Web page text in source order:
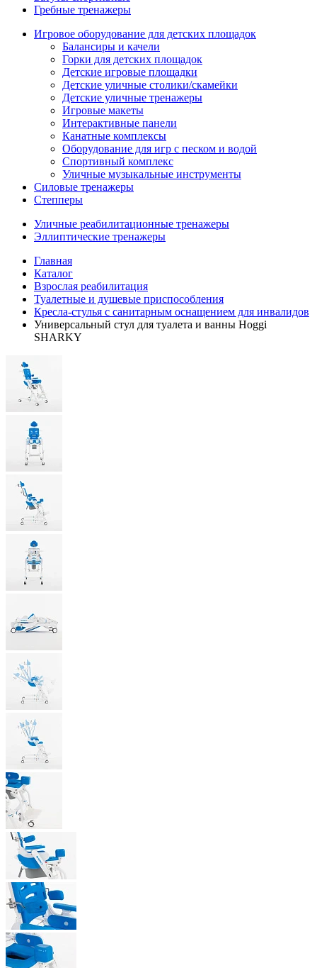
Гребные тренажеры
Игровое оборудование для детских площадок
Балансиры и качели
Горки для детских площадок
Детские игровые площадки
Детские уличные столики/скамейки
Детские уличные тренажеры
Игровые макеты
Интерактивные панели
Канатные комплексы
Оборудование для игр с песком и водой
Спортивный комплекс
Уличные музыкальные инструменты
Силовые тренажеры
Степперы
Уличные реабилитационные тренажеры
Эллиптические тренажеры
Главная
Каталог
Взрослая реабилитация
Туалетные и душевые приспособления
Кресла-стулья с санитарным оснащением для инвалидов
Универсальный стул для туалета и ванны Hoggi
SHARKY